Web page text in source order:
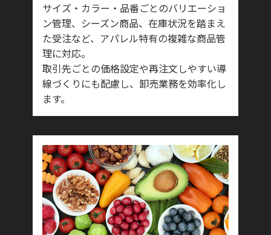
サイズ・カラー・品番ごとのバリエーショ
ン管理、シーズン商品、在庫状況を踏まえ
た受注など、アパレル特有の複雑な商品管
理に対応。
取引先ごとの価格設定や再注文しやすい導
線づくりにも配慮し、卸売業務を効率化し
ます。